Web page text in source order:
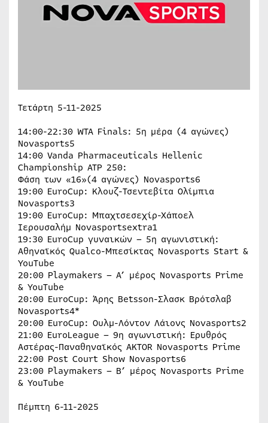
Τετάρτη 5-11-2025
14:00-22:30 WTA Finals: 5η μέρα (4 αγώνες)
Novasports5
14:00 Vanda Pharmaceuticals Hellenic
Championship ATP 250:
Φάση των «16»(4 αγώνες) Novasports6
19:00 EuroCup: Κλουζ-Τσεντεβίτα Ολίμπια
Novasports3
19:00 EuroCup: Μπαχτσεσεχίρ-Χάποελ
Ιερουσαλήμ Novasportsextra1
19:30 EuroCup γυναικών – 5η αγωνιστική:
Αθηναϊκός Qualco-Μπεσίκτας Novasports Start &
YouTube
20:00 Playmakers – A’ μέρος Novasports Prime
& YouTube
20:00 EuroCup: Άρης Betsson-Σλασκ Βρότσλαβ
Novasports4*
20:00 EuroCup: Ουλμ-Λόντον Λάιονς Novasports2
21:00 EuroLeague – 9η αγωνιστική: Ερυθρός
Αστέρας-Παναθηναϊκός AKTOR Novasports Prime
22:00 Post Court Show Novasports6
23:00 Playmakers – Β’ μέρος Novasports Prime
& YouTube
Πέμπτη 6-11-2025